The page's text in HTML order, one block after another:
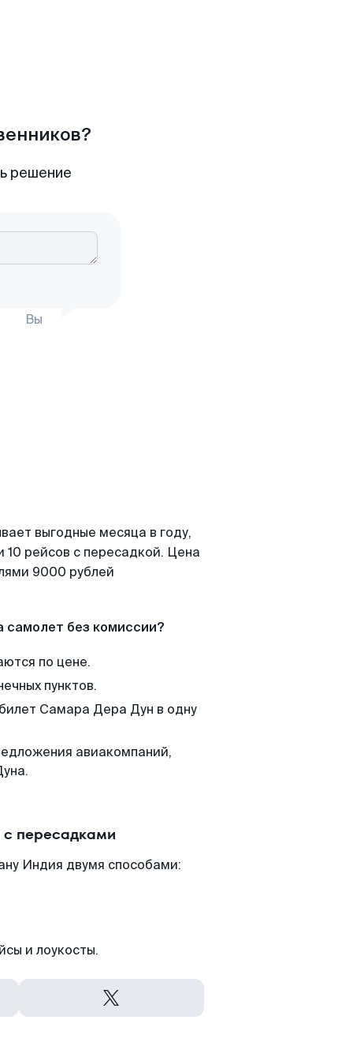
решение
Вы
выгодные месяца в году,
рейсов с пересадкой. Цена
9000 рублей
самолет без комиссии?
по цене.
пунктов.
Самара Дера Дун в одну
авиакомпаний,
пересадками
Индия двумя способами:
и лоукосты.